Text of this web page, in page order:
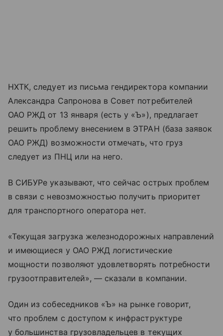
НХТК, следует из письма гендиректора компании
Александра Сапронова в Совет потребителей
ОАО РЖД от 13 января (есть у «Ъ»), предлагает
решить проблему внесением в ЭТРАН (база заявок
ОАО РЖД) возможности отмечать, что груз
следует из ПНЦ или на него.
В СИБУРе указывают, что сейчас острых проблем
в связи с невозможностью получить приоритет
для транспортного оператора нет.
«Текущая загрузка железнодорожных направлений
и имеющиеся у ОАО РЖД логистические
мощности позволяют удовлетворять потребности
грузоотправителей», — сказали в компании.
Один из собеседников «Ъ» на рынке говорит,
что проблем с доступом к инфраструктуре
у большинства грузовладельцев в текущих